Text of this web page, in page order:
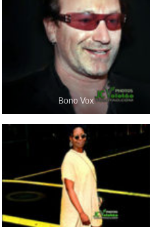
Bono Vox